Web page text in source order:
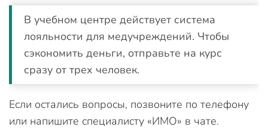
В учебном центре действует система
лояльности для медучреждений. Чтобы
сэкономить деньги, отправьте на курс
сразу от трех человек.
Если остались вопросы, позвоните по телефону
или напишите специалисту «ИМО» в чате.